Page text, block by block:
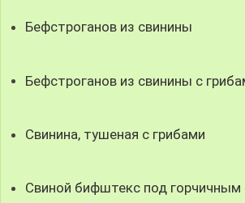
Бефстроганов из свинины
Бефстроганов из свинины с
Свинина, тушеная с грибами
Свиной бифштекс под горчичным